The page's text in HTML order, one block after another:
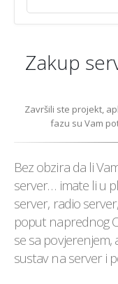
Zakup
Završili ste projekt,
fazu su Vam
Bez obzira da li
server… imate li u
server, radio
poput naprednog
se sa
sustav na server i